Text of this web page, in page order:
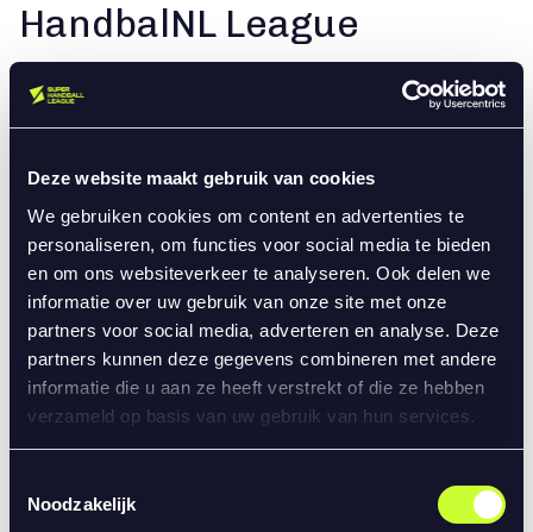
Deze website maakt gebruik van cookies
We gebruiken cookies om content en advertenties te
personaliseren, om functies voor social media te bieden
en om ons websiteverkeer te analyseren. Ook delen we
informatie over uw gebruik van onze site met onze
partners voor social media, adverteren en analyse. Deze
partners kunnen deze gegevens combineren met andere
informatie die u aan ze heeft verstrekt of die ze hebben
verzameld op basis van uw gebruik van hun services.
Noodzakelijk
HandbalNL League
Vrouwen
Next handball League
mannen